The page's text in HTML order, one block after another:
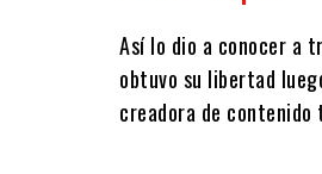
Así lo dio a conocer a
obtuvo su libertad
creadora de